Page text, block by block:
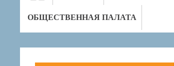
ОБЩЕСТВЕННАЯ ПАЛАТА